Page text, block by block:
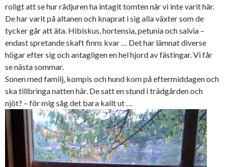
roligt att se hur rådjuren ha intagit tomten när vi inte varit här.
De har varit på altanen och knaprat i sig alla växter som de
tycker går att äta. Hibiskus, hortensia, petunia och salvia –
endast spretande skaft finns kvar … Det har lämnat diverse
högar efter sig och antagligen en hel hjord av fästingar. Vi får
se nästa sommar.
Sonen med familj, kompis och hund kom på eftermiddagen och
ska tillbringa natten här. De satt en stund i trädgården och
njöt? – för mig såg det bara kallt ut …